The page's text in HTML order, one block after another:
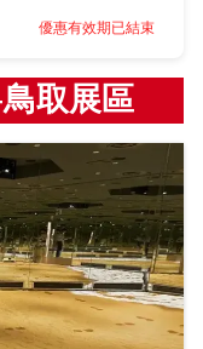
優惠有效期已結束
取展區